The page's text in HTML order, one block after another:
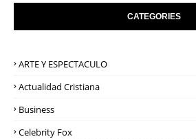
CATEGORIES
ARTE Y ESPECTACULO
Actualidad Cristiana
Business
Celebrity Fox